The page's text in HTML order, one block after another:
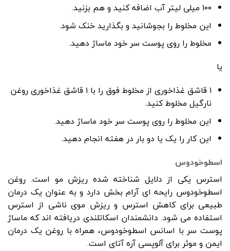
۱۰۰ میلی لیتر آب اضافه کنید و هم بزنید.
این مخلوط را بجوشانید و بگذارید خنک شود.
مخلوط را روی پوست سر خود ماساژ دهید.
یا
۱ قاشق غذاخوری از مخلوط فوق را با ۱ قاشق غذاخوری روغن
نارگیل مخلوط کنید.
این مخلوط را روی پوست سر خود ماساژ دهید.
این کار را یک یا دو بار در هفته انجام دهید.
اسطوخودوس
استرس یکی از دلایل شناخته شده ریزش مو است. روغن
اسطوخودوس رایحه ای آرام بخش دارد و به عنوان یک درمان
طبیعی برای کاهش استرس و ریزش موی ناشی از استرس
استفاده می شود. دانشمندان اسکاتلندی دریافته اند که ماساژ
پوست سر با اسانس اسطوخودوس، همراه با روغن یک درمان
ایمن و موثر برای آلوپسی آره آتای است.